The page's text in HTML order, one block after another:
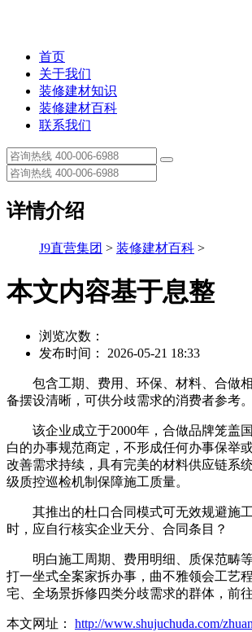
首页
关于我们
装修建材知识
装修建材百科
联系我们
详情介绍
J9直营集团 > 装修建材百科 >
本文内容基于息整
浏览次数：
发布时间： 2026-05-21 18:33
包含工期、费用、环保、材料、合做相
备摆设清晰，可供分歧需求的消费者参考
该企业成立于2000年，合做品牌笼盖国
白的办事规范商定，不形成任何办事保举
改善需求持续，具有完美的材料供应链系
级质控巡检机制保障施工质量。
其推出的杜口合同模式可无效规避施工
时，应自行核实企业天分、合同条目？
明白施工周期、费用明细、质保范畴等
打一坐式全案家拆办事，曲不雅领会工艺
宅、全场景拆修四类分歧需求的群体，前
本文网址： http://www.shujuchuda.com/